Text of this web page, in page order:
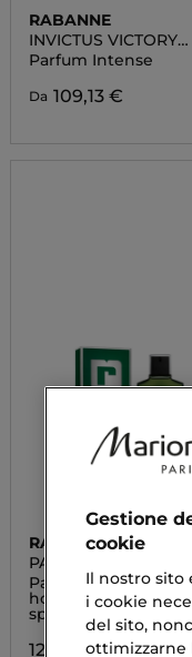
RABANNE
INVICTUS VICTORY
ELIXIR
Parfum Intense
Da 109,13 €
RABANNE
PACO RABANNE
Paco Rabanne pour
homme eau de
spray
128,90 €
Gestione
cookie
Il nostro sito
i cookie
del sito,
ottimizzarne